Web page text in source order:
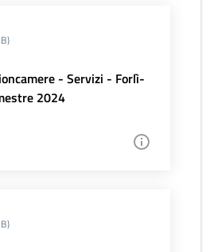
- Servizi - Forlì-
2024